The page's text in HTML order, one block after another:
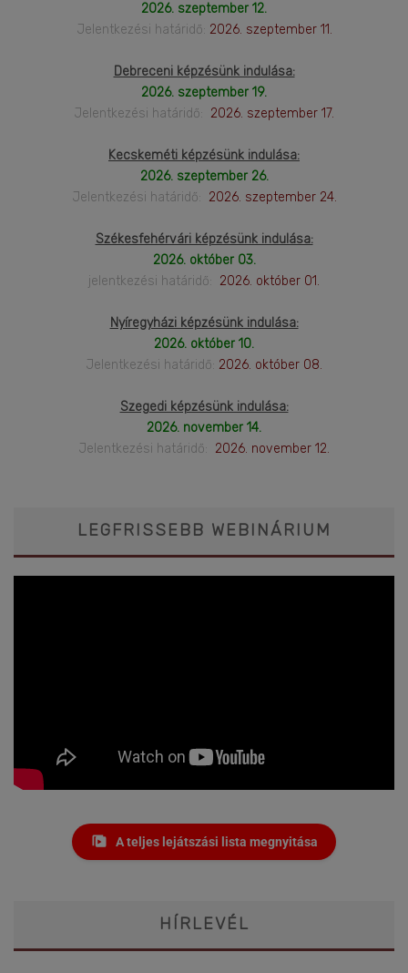
2026. szeptember 12.
Jelentkezési határidő: 2026. szeptember 11.
Debreceni képzésünk indulása:
2026. szeptember 19.
Jelentkezési határidő: 2026. szeptember 17.
Kecskeméti képzésünk indulása:
2026. szeptember 26.
Jelentkezési határidő: 2026. szeptember 24.
Székesfehérvári képzésünk indulása:
2026. október 03.
jelentkezési határidő: 2026. október 01.
Nyíregyházi képzésünk indulása:
2026. október 10.
Jelentkezési határidő: 2026. október 08.
Szegedi képzésünk indulása:
2026. november 14.
Jelentkezési határidő: 2026. november 12.
LEGFRISSEBB WEBINÁRIUM
A teljes lejátszási lista megnyitása
HÍRLEVÉL